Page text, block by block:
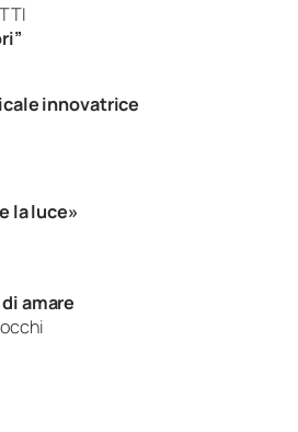
innovatrice
la luce»
amare